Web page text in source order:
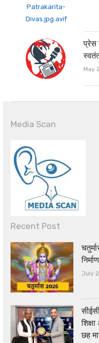
प्रेस
May
Media Scan
Recent Post
July
छह